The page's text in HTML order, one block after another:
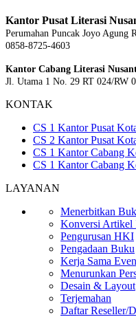
Kantor Pusat Literasi
Perumahan Puncak Joyo Agung
0858-8725-4603
Kantor Cabang Literasi
Jl. Utama 1 No. 29 RT 024/RW
KONTAK
CS 1 Kantor Pusat
CS 2 Kantor Pusat
CS 1 Kantor Cabang
CS 1 Kantor Cabang
LAYANAN
Menerbitkan
Konversi Artikel
Pengurusan HKI
Pengadaan Buku
Kerja Sama
Menurunkan
Desain & Layout
Terjemahan
Daftar Reseller/